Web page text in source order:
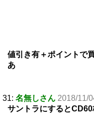
値引き有＋ポイントで
あ
31: 名無しさん 2018/11/
サントラにすると